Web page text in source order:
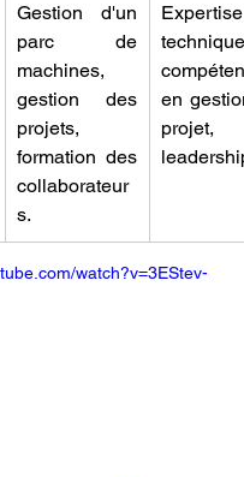
Gestion d'un
parc de
machines,
gestion des
projets,
formation des
collaborateur
s.
Expertise
technique,
en
projet,
leadership.
watch?v=3EStev-